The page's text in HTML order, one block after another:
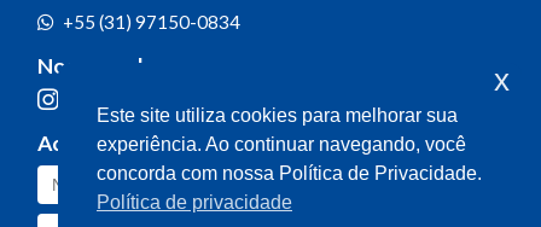
+55 (31) 97150-0834
Nossas redes
Acompanhe o meu mandato
Este site utiliza cookies para melhorar sua
experiência. Ao continuar navegando, você
concorda com nossa Política de Privacidade.
Política de privacidade
x